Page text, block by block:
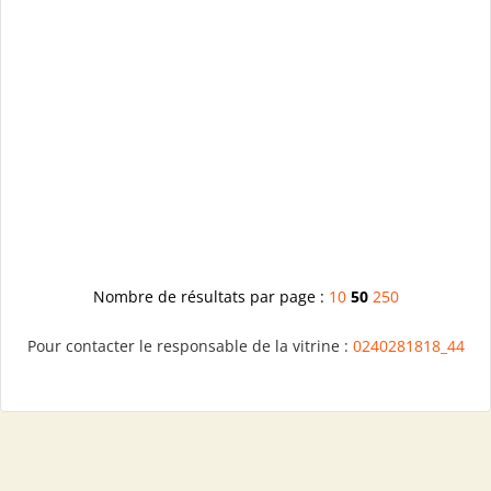
Nombre de résultats par page : 10 50 250
Pour contacter le responsable de la vitrine : 0240281818_44